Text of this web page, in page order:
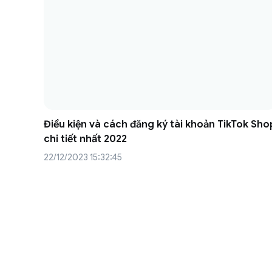
Điều kiện và cách đăng ký tài khoản TikTok
chi tiết nhất 2022
22/12/2023 15:32:45